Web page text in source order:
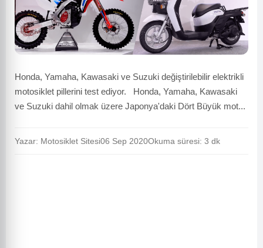
Honda, Yamaha, Kawasaki ve Suzuki değiştirilebilir elektrikli
motosiklet pillerini test ediyor. Honda, Yamaha, Kawasaki
ve Suzuki dahil olmak üzere Japonya'daki Dört Büyük mot...
Yazar: Motosiklet Sitesi06 Sep 2020Okuma süresi: 3 dk